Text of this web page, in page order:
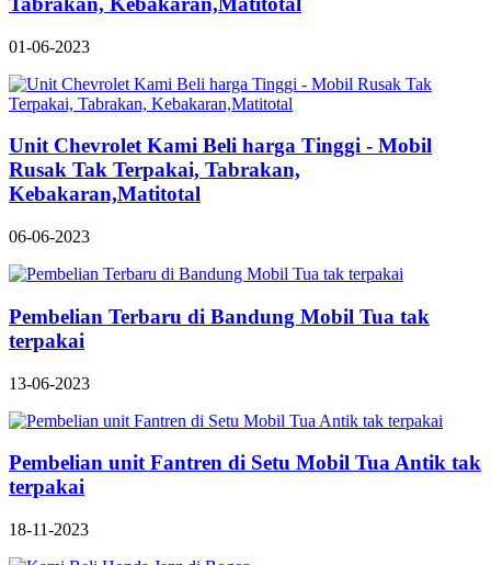
01-06-2023
Unit Chevrolet Kami Beli harga Tinggi - Mobil
Rusak Tak Terpakai, Tabrakan,
Kebakaran,Matitotal
06-06-2023
Pembelian Terbaru di Bandung Mobil Tua tak
terpakai
13-06-2023
Pembelian unit Fantren di Setu Mobil Tua Antik tak
terpakai
18-11-2023